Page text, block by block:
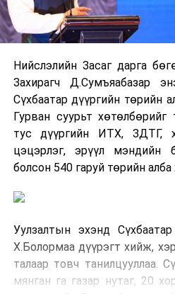
Нийслэлийн Засаг дарга
Захирагч Д.Сумъяабазар
Сүхбаатар дүүргийн төрийн
Гурван суурьт хөтөлбөрийг
тус дүүргийн ИТХ, ЗДТГ,
цэцэрлэг, эрүүл мэндийн
болсон 540 гаруй төрийн
Уулзалтын эхэнд
Х.Болормаа дүүрэгт хийж,
талаар товч танилцууллаа.
мянган га газар нутаг, 20